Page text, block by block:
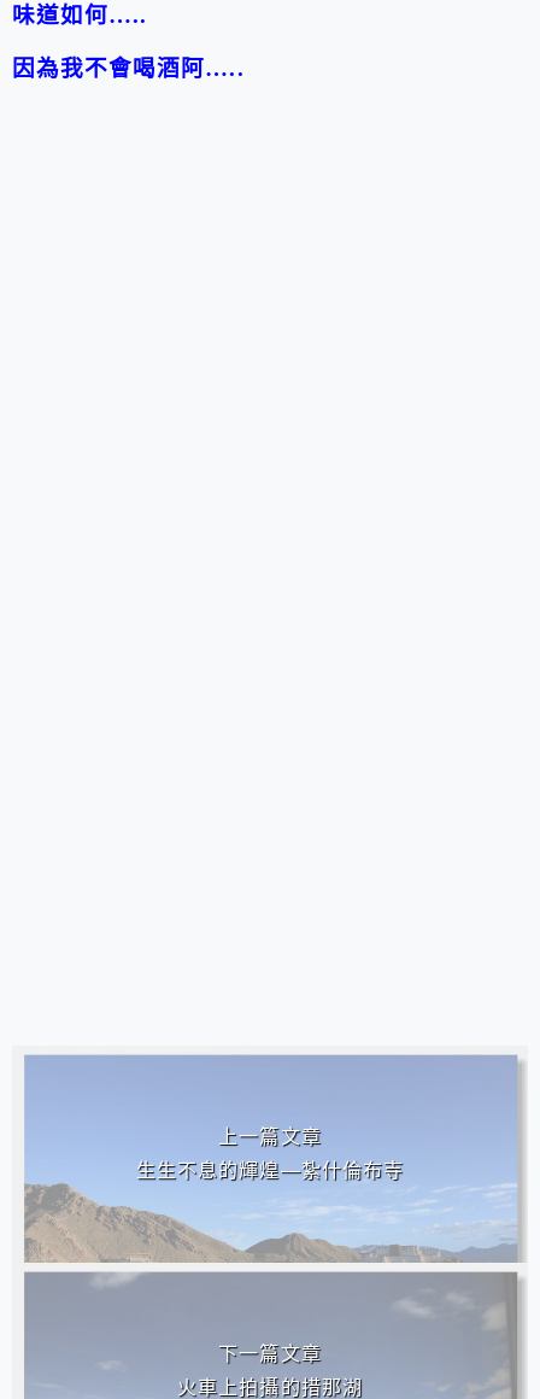
味道如何…..
因為我不會喝酒阿…..
上一篇文章
生生不息的輝煌—紮什倫布寺
下一篇文章
火車上拍攝的措那湖